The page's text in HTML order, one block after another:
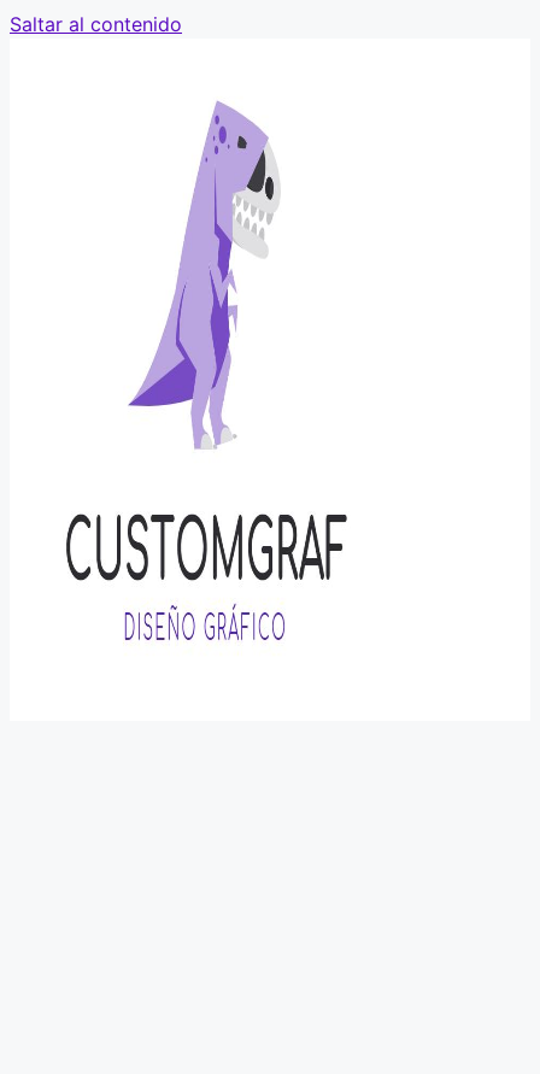
Saltar al contenido